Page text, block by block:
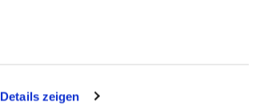
Details zeigen